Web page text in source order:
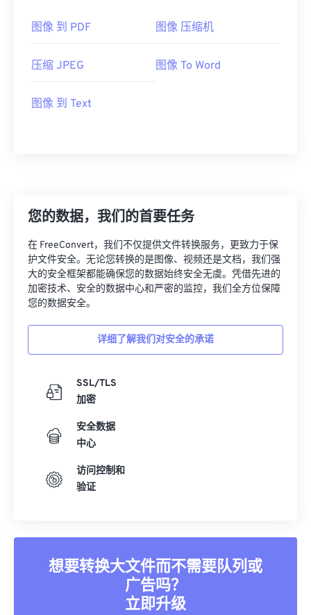
图像 到 PDF 图像 压缩机
压缩 JPEG 图像 To Word
图像 到 Text
您的数据，我们的首要任务
在 FreeConvert，我们不仅提供文件转换服务，更致力于保
护文件安全。无论您转换的是图像、视频还是文档，我们强
大的安全框架都能确保您的数据始终安全无虞。凭借先进的
加密技术、安全的数据中心和严密的监控，我们全方位保障
您的数据安全。
详细了解我们对安全的承诺
SSL/TLS
加密
安全数据
中心
访问控制和
验证
想要转换大文件而不需要队列或
广告吗？
立即升级